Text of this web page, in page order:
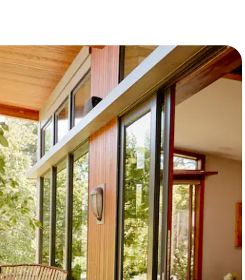
omhoog en omlaag, óf door te tikken of swipen.